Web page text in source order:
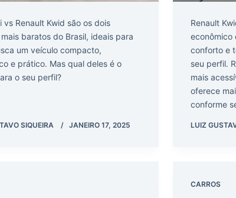
vs Renault Kwid são os dois
baratos do Brasil, ideais para
um veículo compacto,
e prático. Mas qual deles é o
o seu perfil?
SIQUEIRA JANEIRO 17, 2025
Renault
econômico
conforto e
seu perfil.
mais
oferece
conforme
LUIZ
CARROS